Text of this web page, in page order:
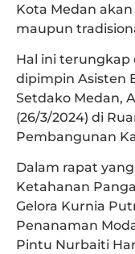
Kota Medan
maupun
Hal ini terungkap
dipimpin Asisten
Setdako Medan,
(26/3/2024) di
Pembangunan
Dalam rapat
Ketahanan
Gelora Kurnia
Penanaman
Pintu Nurbaiti